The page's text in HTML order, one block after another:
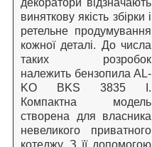
виняткову якість збірки і
ретельне продумування
кожної деталі. До числа
таких розробок
належить бензопила AL-
KO BKS 3835 I.
Компактна модель
створена для власника
невеликого приватного
котеджу. З її допомогою